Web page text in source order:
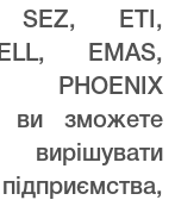
SEZ, ETI,
EMAS,
PHOENIX
ви зможете